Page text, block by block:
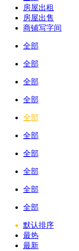
房屋出租
房屋出售
商铺写字间
全部
全部
全部
全部
全部
全部
全部
全部
全部
全部
默认排序
最热
最新